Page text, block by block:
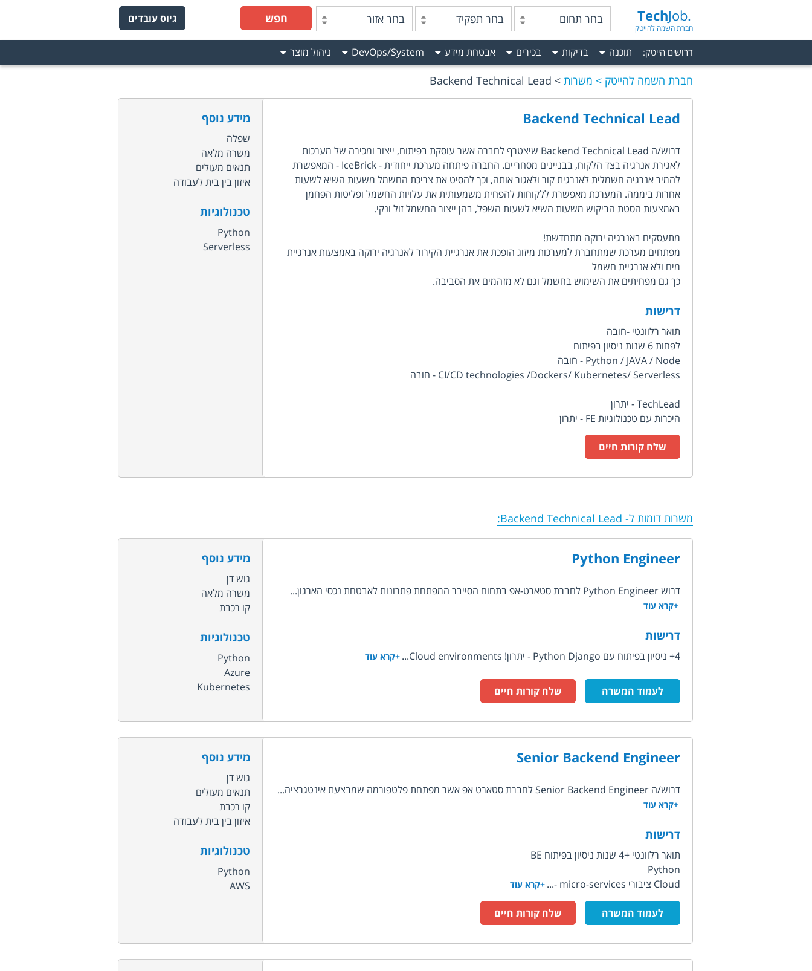
TechJob.
חברת השמה להייטק
בחר תחום בחר תפקיד בחר אזור חפש גיוס עובדים
דרושים הייטק: תוכנה בדיקות בכירים אבטחת מידע DevOps/System ניהול מוצר
חברת השמה להייטק משרות Backend Technical Lead
Backend Technical Lead
דרוש/ה Backend Technical Lead שיצטרף לחברה אשר עוסקת בפיתוח, ייצור ומכירה של מערכות
לאגירת אנרגיה בצד הלקוח, בבניינים מסחריים. החברה פיתחה מערכת ייחודית - IceBrick - המאפשרת
להמיר אנרגיה חשמלית לאנרגית קור ולאגור אותה, וכך להסיט את צריכת החשמל משעות השיא לשעות
אחרות ביממה. המערכת מאפשרת ללקוחות להפחית משמעותית את עלויות החשמל ופליטות הפחמן
באמצעות הסטת הביקוש משעות השיא לשעות השפל, בהן ייצור החשמל זול ונקי.
מתעסקים באנרגיה ירוקה מתחדשת!
מפתחים מערכת שמתחברת למערכות מיזוג הופכת את אנרגיית הקירור לאנרגיה ירוקה באמצעות אנרגיית
מים ולא אנרגיית חשמל
כך גם מפחיתים את השימוש בחשמל וגם לא מזהמים את הסביבה.
דרישות
תואר רלוונטי -חובה
לפחות 6 שנות ניסיון בפיתוח
Python / JAVA / Node - חובה
CI/CD technologies /Dockers/ Kubernetes/ Serverless - חובה
TechLead - יתרון
היכרות עם טכנולוגיות FE - יתרון
מידע נוסף
שפלה
משרה מלאה
תנאים מעולים
איזון בין בית לעבודה
טכנולוגיות
Python
Serverless
שלח קורות חיים
משרות דומות ל- Backend Technical Lead
:
Python Engineer
דרוש Python Engineer לחברת סטארט-אפ בתחום הסייבר המפתחת פתרונות לאבטחת נכסי הארגון...
+קרא עוד
דרישות
4+ ניסיון בפיתוח עם Python Django - יתרון! Cloud environments... +קרא עוד
מידע נוסף
גוש דן
משרה מלאה
קו רכבת
טכנולוגיות
Python
Azure
Kubernetes
לעמוד המשרה שלח קורות חיים
Senior Backend Engineer
דרוש/ה Senior Backend Engineer לחברת סטארט אפ אשר מפתחת פלטפורמה שמבצעת אינטגרציה...
+קרא עוד
דרישות
תואר רלוונטי +4 שנות ניסיון בפיתוח BE
Python
Cloud ציבורי micro-services -...
+קרא עוד
מידע נוסף
גוש דן
תנאים מעולים
קו רכבת
איזון בין בית לעבודה
טכנולוגיות
Python
AWS
לעמוד המשרה שלח קורות חיים